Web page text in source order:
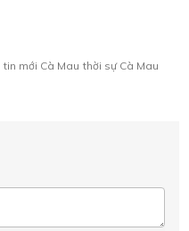
tin mới Cà Mau thời sự Cà Mau